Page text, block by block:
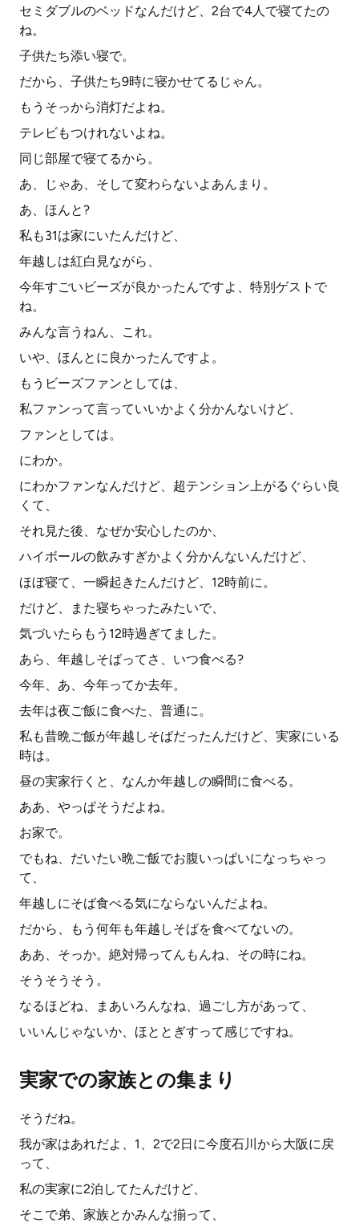
セミダブルのベッドなんだけど、2台で4人で寝てたの
ね。
子供たち添い寝で。
だから、子供たち9時に寝かせてるじゃん。
もうそっから消灯だよね。
テレビもつけれないよね。
同じ部屋で寝てるから。
あ、じゃあ、そして変わらないよあんまり。
あ、ほんと?
私も31は家にいたんだけど、
年越しは紅白見ながら、
今年すごいビーズが良かったんですよ、特別ゲストで
ね。
みんな言うねん、これ。
いや、ほんとに良かったんですよ。
もうビーズファンとしては、
私ファンって言っていいかよく分かんないけど、
ファンとしては。
にわか。
にわかファンなんだけど、超テンション上がるぐらい良
くて、
それ見た後、なぜか安心したのか、
ハイボールの飲みすぎかよく分かんないんだけど、
ほぼ寝て、一瞬起きたんだけど、12時前に。
だけど、また寝ちゃったみたいで、
気づいたらもう12時過ぎてました。
あら、年越しそばってさ、いつ食べる?
今年、あ、今年ってか去年。
去年は夜ご飯に食べた、普通に。
私も昔晩ご飯が年越しそばだったんだけど、実家にいる
時は。
昼の実家行くと、なんか年越しの瞬間に食べる。
ああ、やっぱそうだよね。
お家で。
でもね、だいたい晩ご飯でお腹いっぱいになっちゃっ
て、
年越しにそば食べる気にならないんだよね。
だから、もう何年も年越しそばを食べてないの。
ああ、そっか。絶対帰ってんもんね、その時にね。
そうそうそう。
なるほどね、まあいろんなね、過ごし方があって、
いいんじゃないか、ほととぎすって感じですね。
実家での家族との集まり
そうだね。
我が家はあれだよ、1、2で2日に今度石川から大阪に戻
って、
私の実家に2泊してたんだけど、
そこで弟、家族とかみんな揃って、